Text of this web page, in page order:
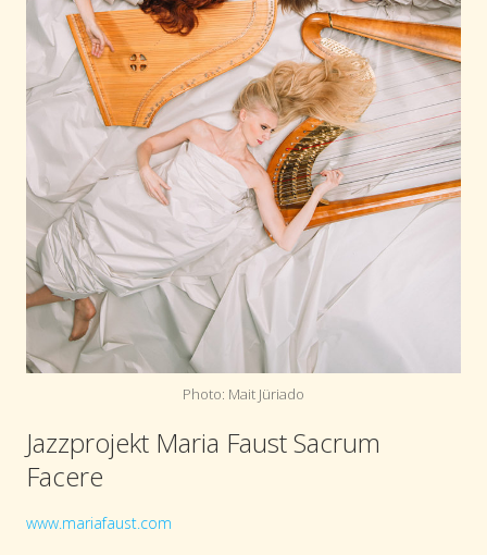
Photo: Mait Jüriado
Jazzprojekt Maria Faust Sacrum
Facere
www.mariafaust.com